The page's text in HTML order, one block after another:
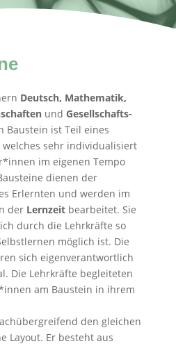
Deutsch, Mathematik,
und Gesell­schafts­
Baustein ist Teil eines
sehr individua­lisiert
im eigenen Tempo
dienen der
Erlernten und werden im
der Lernzeitbearbeitet. Sie
durch die Lehrkräfte so
möglich ist. Die
sich eigenverantwortlich
Die Lehrkräfte begleiteten
am Baustein in ihrem
den gleichen
Layout. Er besteht aus